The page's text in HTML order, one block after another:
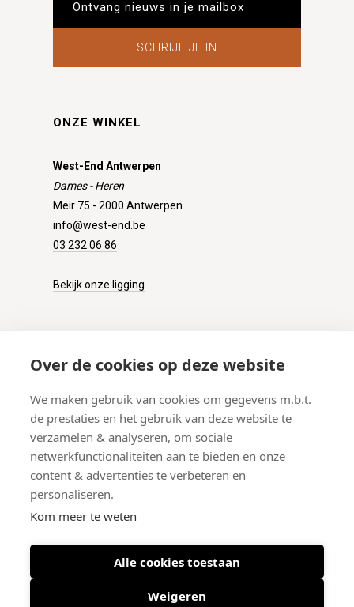
Over de cookies op deze website
We maken gebruik van cookies om gegevens m.b.t.
de prestaties en het gebruik van deze website te
verzamelen & analyseren, om sociale
netwerkfunctionaliteiten aan te bieden en onze
content & advertenties te verbeteren en
personaliseren.
Kom meer te weten
Alle cookies toestaan
Weigeren
SCHRIJF JE IN
ONZE WINKEL
West-End Antwerpen
Dames - Heren
Meir 75 - 2000 Antwerpen
info@west-end.be
03 232 06 86
Bekijk onze ligging
Verzenden
Retourneren
Betalen
Veelgestelde vragen
© 2026 West-End BV-Meir 75, 2000 Antwerpen (België)
Algemene voorwaarden